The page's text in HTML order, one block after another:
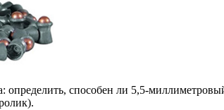
способен ли 5,5-